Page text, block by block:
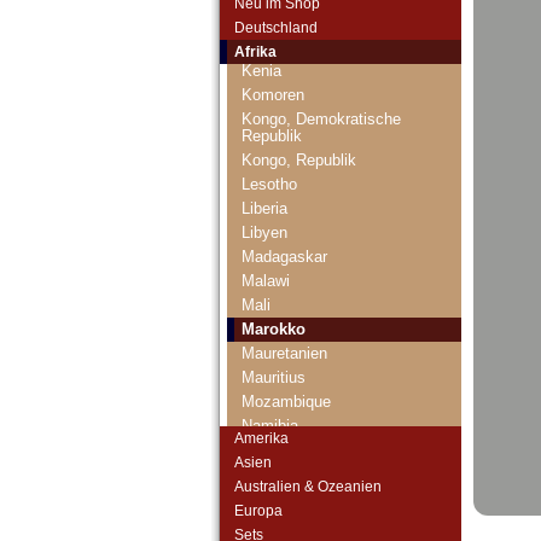
Deutschland
Afrika
Kap Verden
Katanga
Kenia
Komoren
Kongo, Demokratische
Republik
Kongo, Republik
Lesotho
Liberia
Libyen
Madagaskar
Malawi
Mali
Marokko
Mauretanien
Mauritius
Mozambique
Namibia
Portugiesisch Guinea
Amerika
Asien
Australien & Ozeanien
Europa
Sets